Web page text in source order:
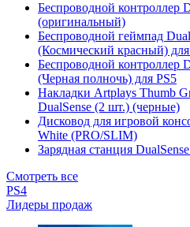
Беспроводной контроллер
(оригинальный)
Беспроводной геймпад
(Космический красный)
Беспроводной контроллер
(Черная полночь) для PS5
Накладки Artplays Thumb
DualSense (2 шт.) (черные)
Дисковод для игровой
White (PRO/SLIM)
Зарядная станция
Смотреть все
PS4
Лидеры продаж